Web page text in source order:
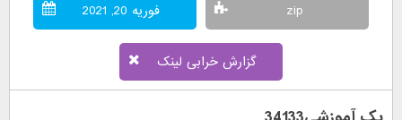
zip فوریه 20, 2021
گزارش خرابی لینک